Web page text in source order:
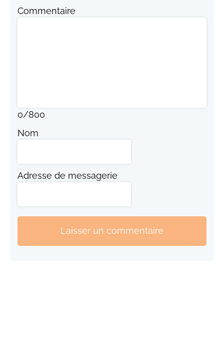
Commentaire
0/800
Nom
Adresse de messagerie
Laisser un commentaire